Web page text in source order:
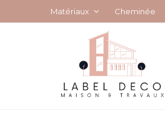
Matériaux Cheminée